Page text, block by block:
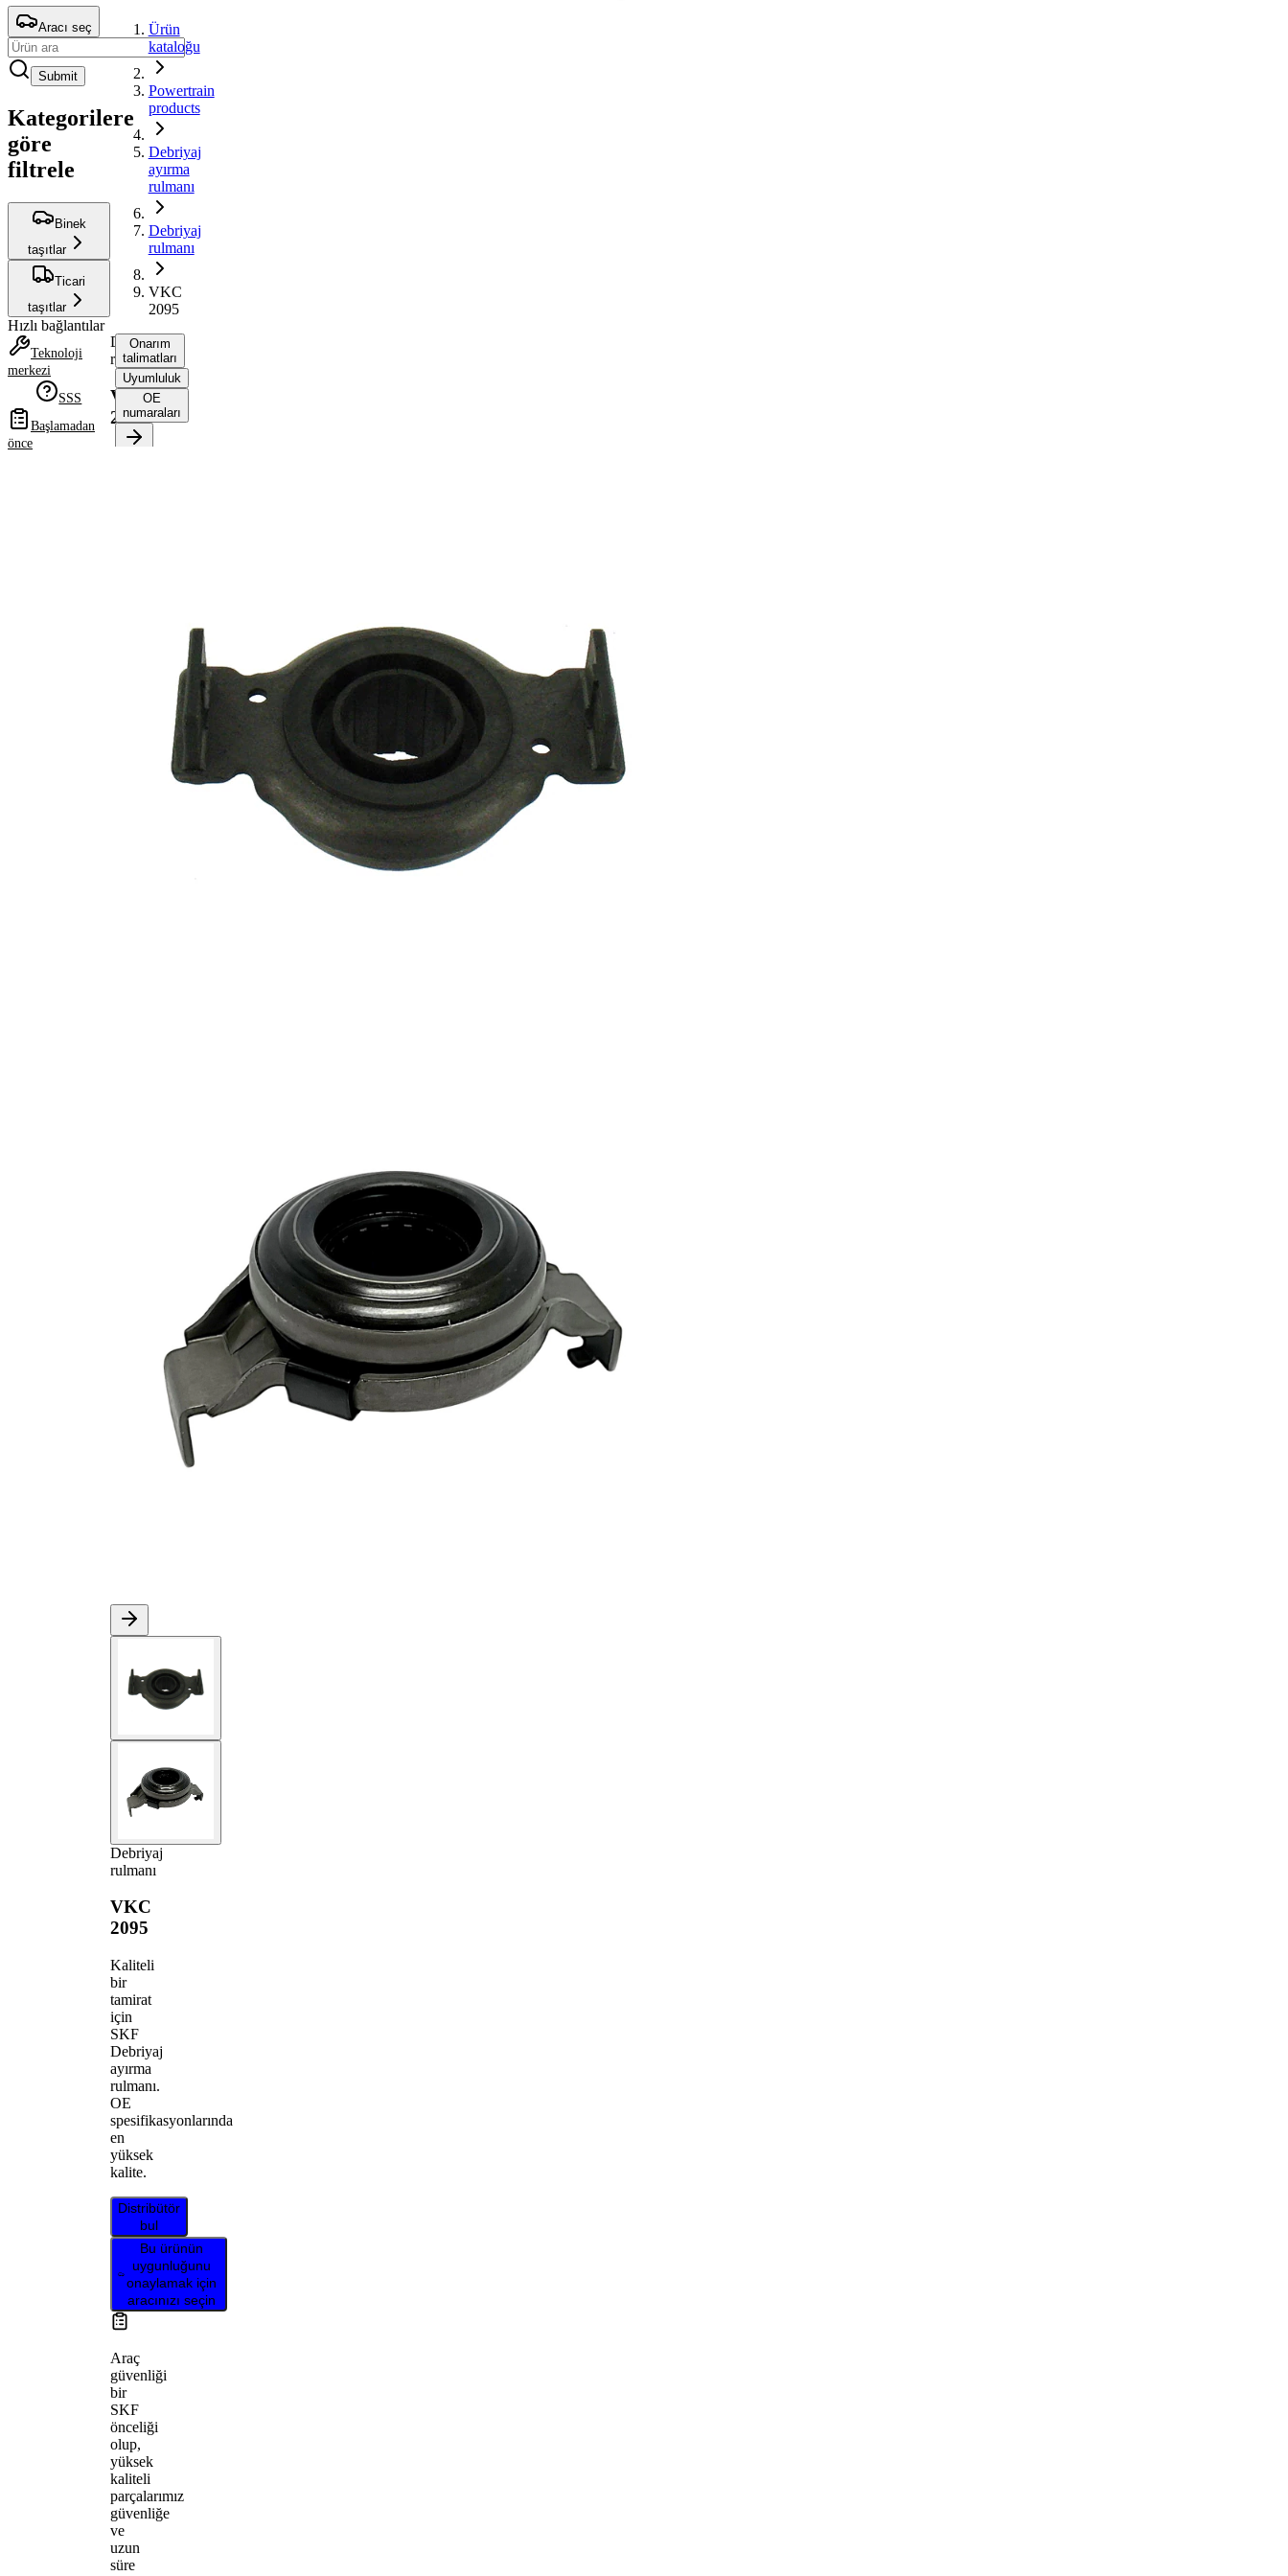
Aracı seç
Submit
Kategorilere
göre
filtrele
Binek
taşıtlar
Ticari
taşıtlar
Hızlı bağlantılar
Teknoloji
merkezi
SSS
Başlamadan
önce
Ürün
kataloğu
Powertrain
products
Debriyaj
ayırma
rulmanı
Debriyaj
rulmanı
VKC
2095
Debriyaj
rulmanı
VKC
2095
Debriyaj
rulmanı
VKC
2095
Kaliteli
bir
tamirat
için
SKF
Debriyaj
ayırma
rulmanı.
OE
spesifikasyonlarında
en
yüksek
kalite.
Distribütör
bul
Bu ürünün
uygunluğunu
onaylamak için
aracınızı seçin
Araç
güvenliği
bir
SKF
önceliği
olup,
yüksek
kaliteli
parçalarımız
güvenliğe
ve
uzun
süre
Onarım
talimatları
Uyumluluk
OE
numaraları